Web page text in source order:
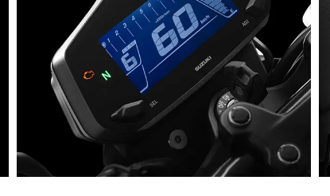
TABLERO 100% DIGITAL:
La nueva moto de 250cc impresiona con su diseño
espectacular y tablero digital moderno. Su pantalla
muestra letras y números blancos sobre fondo
negro, dándole un aspecto elegante. Además, es
más delgada y cuenta con un indicador de cambio
de aceite.